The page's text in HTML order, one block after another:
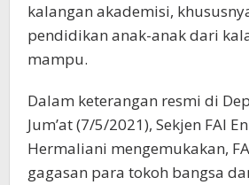
kalangan akademisi,
pendidikan anak-anak dari
mampu.
Dalam keterangan resmi di
Jum’at (7/5/2021), Sekjen FAI
Hermaliani mengemukakan,
gagasan para tokoh bangsa